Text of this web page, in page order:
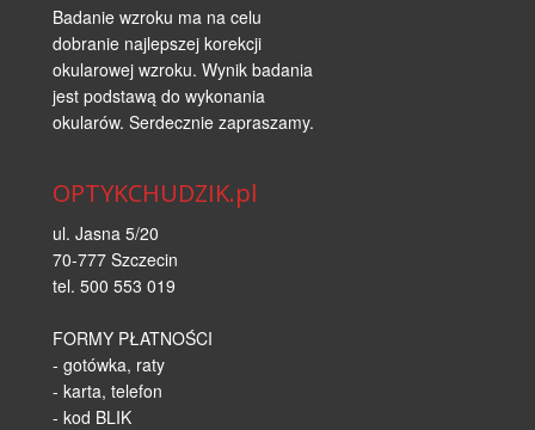
Badanie wzroku ma na celu
dobranie najlepszej korekcji
okularowej wzroku. Wynik badania
jest podstawą do wykonania
okularów. Serdecznie zapraszamy.
OPTYKCHUDZIK.pl
ul. Jasna 5/20
70-777 Szczecin
tel. 500 553 019
FORMY PŁATNOŚCI
- gotówka, raty
- karta, telefon
- kod BLIK